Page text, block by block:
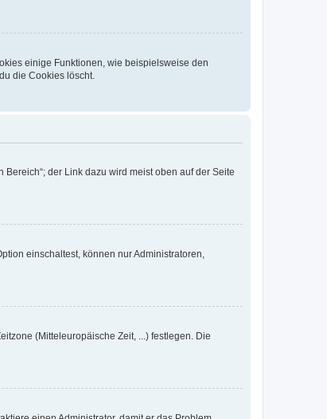
einige Funktionen, wie beispielsweise den
die Cookies löscht.
der Link dazu wird meist oben auf der Seite
einschaltest, können nur Administratoren,
(Mitteleuropäische Zeit, ...) festlegen. Die